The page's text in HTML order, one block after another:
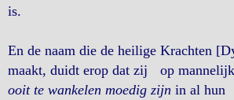
is.
En de naam die de heilige Krachten
maakt, duidt erop dat zij op
ooit te wankelen moedig zijn in al hun